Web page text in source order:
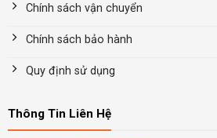
Chính sách vận chuyển
Chính sách bảo hành
Quy định sử dụng
Thông Tin Liên Hệ